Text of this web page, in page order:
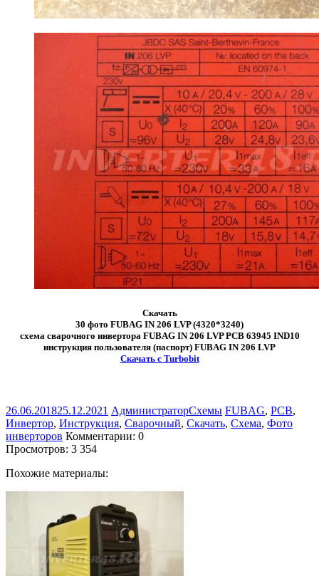
Скачать
30 фото FUBAG IN 206 LVP (4320*3240)
схема сварочного инвертора FUBAG IN 206 LVP PCB 63945 IND10
инструкция пользователя (паспорт) FUBAG IN 206 LVP
Скачать с Turbobit
26.06.201825.12.2021 АдминистраторСхемы FUBAG, PCB,
Инвертор, Инструкция, Сварочный, Скачать, Схема, Фото
инверторов Комментарии: 0
Просмотров: 3 354
Похожие материалы: